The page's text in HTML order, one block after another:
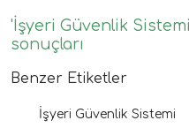
'İşyeri Güvenlik
sonuçları
Benzer Etiketler
İşyeri Güvenlik Sistemi